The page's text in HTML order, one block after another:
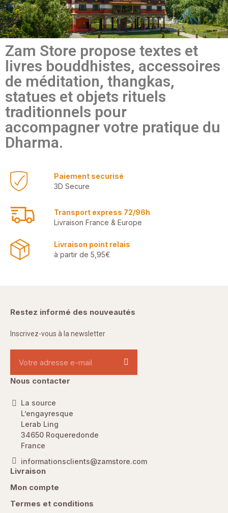
Zam Store propose textes et
livres bouddhistes, accessoires
de méditation, thangkas,
statues et objets rituels
traditionnels pour
accompagner votre pratique du
Dharma.
Paiement securisé
3D Secure
Transport express 72/96h
Livraison France & Europe
Livraison point relais
à partir de 5,95€
Restez informé des nouveautés
Inscrivez-vous à la newsletter
Nous contacter
La source
L’engayresque
Lerab Ling
34650 Roqueredonde
France
informationsclients@zamstore.com
Livraison
Mon compte
Termes et conditions